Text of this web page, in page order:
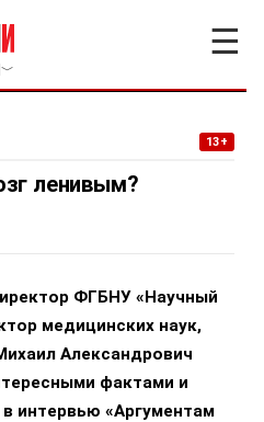
﹀
☰
13+
ленивым?
ФГБНУ «Научный
медицинских наук,
Александрович
фактами и
интервью «Аргументам